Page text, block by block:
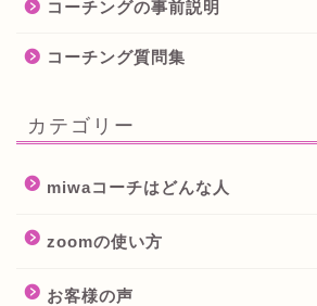
コーチングの事前説明
コーチング質問集
カテゴリー
miwaコーチはどんな人
zoomの使い方
お客様の声